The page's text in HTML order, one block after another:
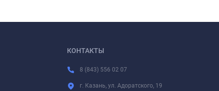
КОНТАКТЫ
8 (843) 556 02 07
г. Казань, ул. Адоратского, 19